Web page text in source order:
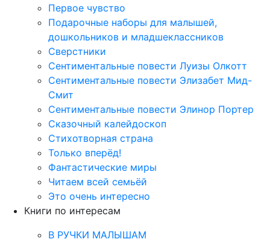
Первое чувство
Подарочные наборы для малышей,
дошкольников и младшеклассников
Сверстники
Сентиментальные повести Луизы Олкотт
Сентиментальные повести Элизабет Мид-
Смит
Сентиментальные повести Элинор Портер
Сказочный калейдоскоп
Стихотворная страна
Только вперёд!
Фантастические миры
Читаем всей семьёй
Это очень интересно
Книги по интересам
В РУЧКИ МАЛЫШАМ